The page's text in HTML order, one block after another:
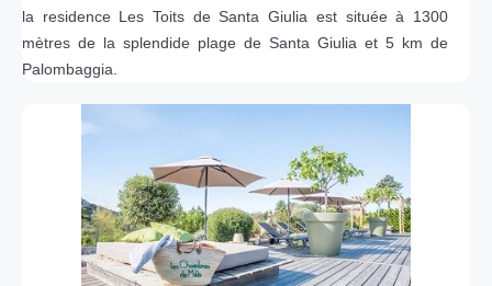
la residence Les Toits de Santa Giulia est située à 1300
mètres de la splendide plage de Santa Giulia et 5 km de
Palombaggia.